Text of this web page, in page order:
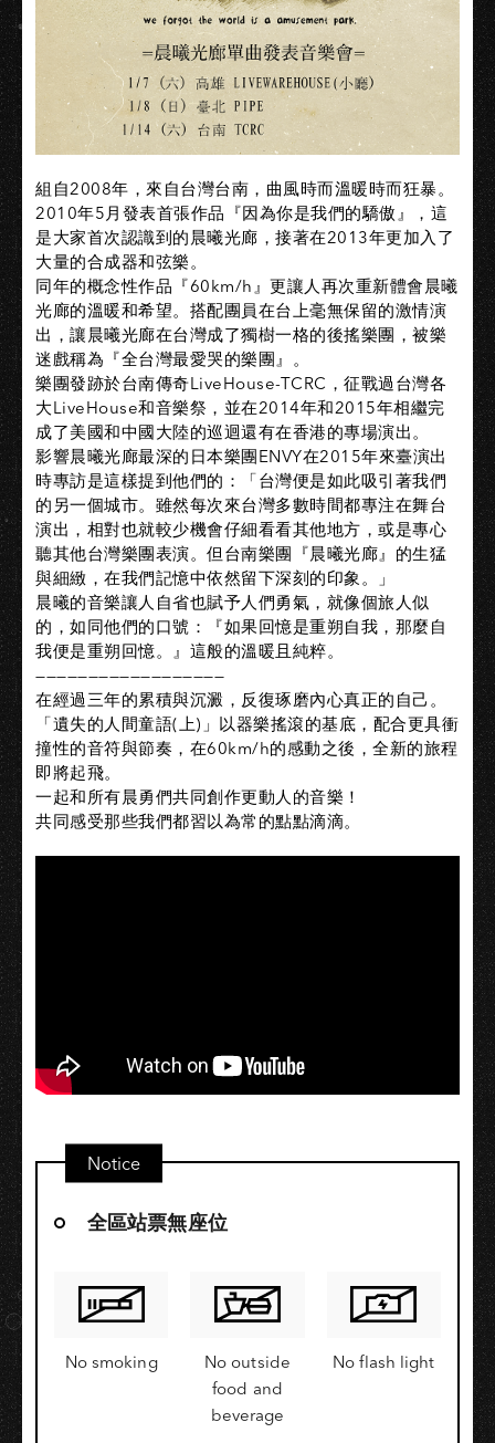
組自2008年，來自台灣台南，曲風時而溫暖時而狂暴。
2010年5月發表首張作品『因為你是我們的驕傲』，這
是大家首次認識到的晨曦光廊，接著在2013年更加入了
大量的合成器和弦樂。
同年的概念性作品『60km/h』更讓人再次重新體會晨曦
光廊的溫暖和希望。搭配團員在台上毫無保留的激情演
出，讓晨曦光廊在台灣成了獨樹一格的後搖樂團，被樂
迷戲稱為『全台灣最愛哭的樂團』。
樂團發跡於台南傳奇LiveHouse-TCRC，征戰過台灣各
大LiveHouse和音樂祭，並在2014年和2015年相繼完
成了美國和中國大陸的巡迴還有在香港的專場演出。
影響晨曦光廊最深的日本樂團ENVY在2015年來臺演出
時專訪是這樣提到他們的：「台灣便是如此吸引著我們
的另一個城市。雖然每次來台灣多數時間都專注在舞台
演出，相對也就較少機會仔細看看其他地方，或是專心
聽其他台灣樂團表演。但台南樂團『晨曦光廊』的生猛
與細緻，在我們記憶中依然留下深刻的印象。」
晨曦的音樂讓人自省也賦予人們勇氣，就像個旅人似
的，如同他們的口號：『如果回憶是重朔自我，那麼自
我便是重朔回憶。』這般的溫暖且純粹。
——————————————————
在經過三年的累積與沉澱，反復琢磨內心真正的自己。
「遺失的人間童語(上)」以器樂搖滾的基底，配合更具衝
撞性的音符與節奏，在60km/h的感動之後，全新的旅程
即將起飛。
一起和所有晨勇們共同創作更動人的音樂！
共同感受那些我們都習以為常的點點滴滴。
Notice
全區站票無座位
No smoking
No outside
food and
beverage
No flash light